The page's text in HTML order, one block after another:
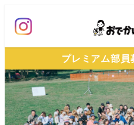
ン
ン
テ
ン
プレミアム部員